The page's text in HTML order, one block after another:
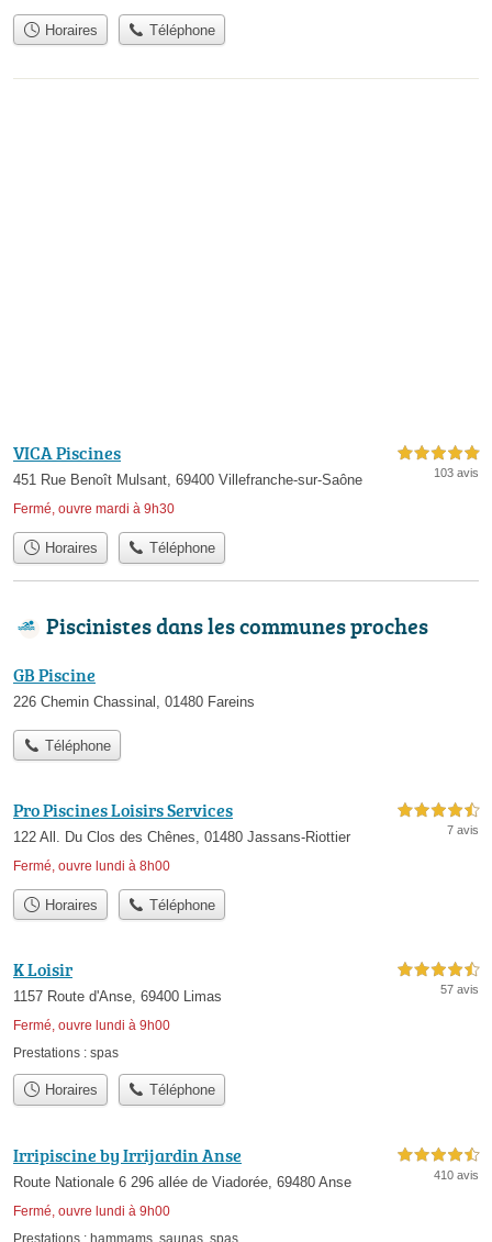
Horaires Téléphone
VICA Piscines
451 Rue Benoît Mulsant, 69400 Villefranche-sur-Saône
Fermé, ouvre mardi à 9h30
5,0 étoiles sur 5
103 avis
Horaires Téléphone
Piscinistes dans les communes proches
GB Piscine
226 Chemin Chassinal, 01480 Fareins
Téléphone
Pro Piscines Loisirs Services
122 All. Du Clos des Chênes, 01480 Jassans-Riottier
Fermé, ouvre lundi à 8h00
4,5 étoiles sur 5
7 avis
Horaires Téléphone
K Loisir
1157 Route d'Anse, 69400 Limas
Fermé, ouvre lundi à 9h00
4,5 étoiles sur 5
57 avis
Prestations : spas
Horaires Téléphone
Irripiscine by Irrijardin Anse
Route Nationale 6 296 allée de Viadorée, 69480 Anse
Fermé, ouvre lundi à 9h00
4,5 étoiles sur 5
410 avis
Prestations : hammams saunas spas